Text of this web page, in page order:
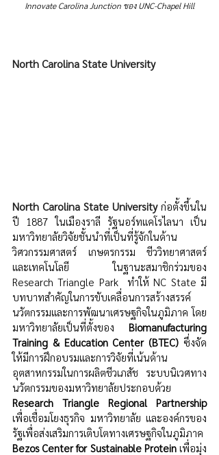
Innovate Carolina Junction ของ UNC-Chapel Hill
North Carolina State University
North Carolina State University ก่อตั้งขึ้นใน
ปี 1887 ในเมืองราลี รัฐนอร์ทแคโรไลนา เป็น
มหาวิทยาลัยวิจัยชั้นนำที่เป็นที่รู้จักในด้าน
วิศวกรรมศาสตร์ เกษตรกรรม ชีววิทยาศาสตร์
และเทคโนโลยี ในฐานะสมาชิกร่วมของ
Research Triangle Park  ทำให้ NC State มี
บทบาทสำคัญในการขับเคลื่อนการสร้างสรรค์
นวัตกรรมและการพัฒนาเศรษฐกิจในภูมิภาค โดย
มหาวิทยาลัยเป็นที่ตั้งของ Biomanufacturing
Training & Education Center (BTEC) ซึ่งจัด
ให้มีการฝึกอบรมและการวิจัยที่เน้นด้าน
อุตสาหกรรมในการผลิตชีวเภสัช ระบบนิเวศทาง
Research Triangle Regional Partnership
เพื่อเชื่อมโยงธุรกิจ มหาวิทยาลัย และองค์กรของ
Bezos Center for Sustainable Protein เพื่อมุ่ง